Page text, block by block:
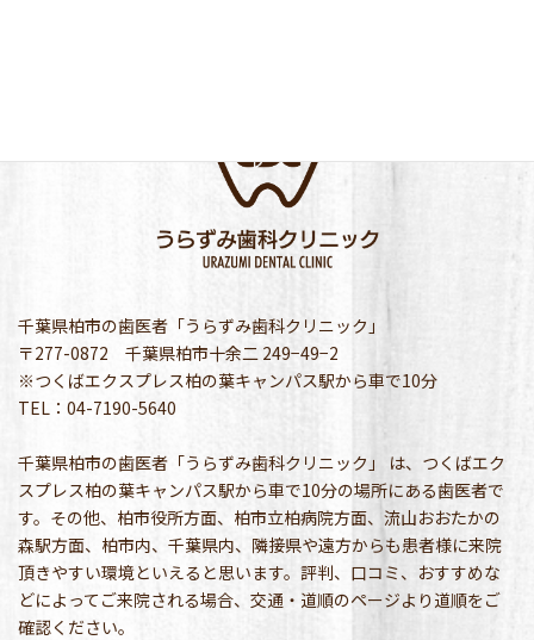
千葉県柏市の歯医者「うらずみ歯科クリニック」
〒277-0872 千葉県柏市十余二 249−49−2
※つくばエクスプレス柏の葉キャンパス駅から車で10分
TEL：04-7190-5640
千葉県柏市の歯医者「うらずみ歯科クリニック」 は、つくばエク
スプレス柏の葉キャンパス駅から車で10分の場所にある歯医者で
す。その他、柏市役所方面、柏市立柏病院方面、流山おおたかの
森駅方面、柏市内、千葉県内、隣接県や遠方からも患者様に来院
頂きやすい環境といえると思います。評判、口コミ、おすすめな
どによってご来院される場合、交通・道順のページより道順をご
確認ください。